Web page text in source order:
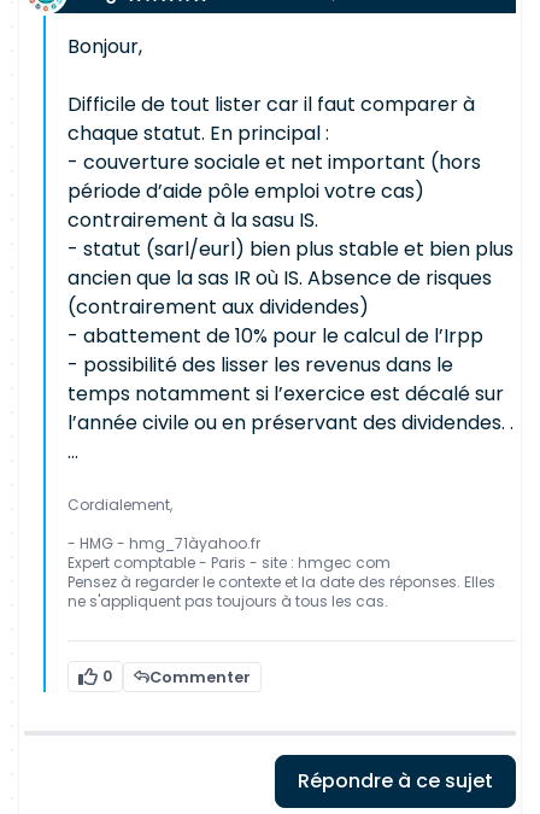
Bonjour,
Difficile de tout lister car il faut comparer à
chaque statut. En principal :
- couverture sociale et net important (hors
période d’aide pôle emploi votre cas)
contrairement à la sasu IS.
- statut (sarl/eurl) bien plus stable et bien plus
ancien que la sas IR où IS. Absence de risques
(contrairement aux dividendes)
- abattement de 10% pour le calcul de l’Irpp
- possibilité des lisser les revenus dans le
temps notamment si l’exercice est décalé sur
l’année civile ou en préservant des dividendes. .
...
Cordialement,
- HMG - hmg_71àyahoo.fr
Expert comptable - Paris - site : hmgec com
Pensez à regarder le contexte et la date des réponses. Elles
ne s'appliquent pas toujours à tous les cas.
0 Commenter
Répondre à ce sujet